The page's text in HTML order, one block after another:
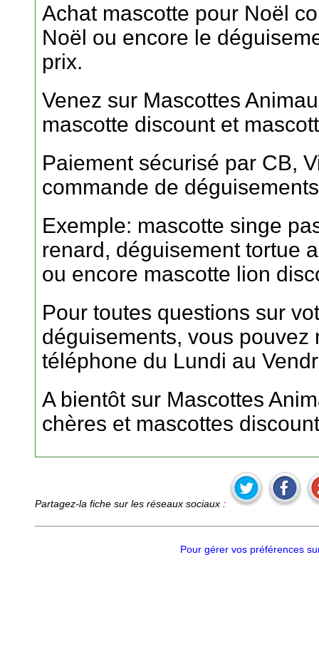
Achat mascotte pour Noël
Noël ou encore le
prix.
Venez sur Mascottes
mascotte discount et
Paiement sécurisé par CB,
commande de
Exemple: mascotte singe
renard, déguisement tortue
ou encore mascotte lion
Pour toutes questions sur
déguisements, vous
téléphone du Lundi au
A bientôt sur Mascottes
chères et mascottes
Partagez-la fiche sur les réseaux sociaux :
Pour gérer vos préférences